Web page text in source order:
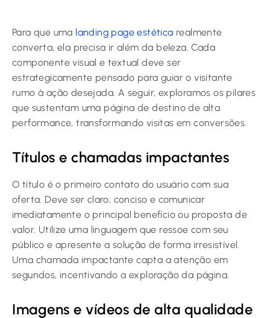
Para que uma landing page estética realmente
converta, ela precisa ir além da beleza. Cada
componente visual e textual deve ser
estrategicamente pensado para guiar o visitante
rumo à ação desejada. A seguir, exploramos os pilares
que sustentam uma página de destino de alta
performance, transformando visitas em conversões.
Títulos e chamadas impactantes
O título é o primeiro contato do usuário com sua
oferta. Deve ser claro, conciso e comunicar
imediatamente o principal benefício ou proposta de
valor. Utilize uma linguagem que ressoe com seu
público e apresente a solução de forma irresistível.
Uma chamada impactante capta a atenção em
segundos, incentivando a exploração da página.
Imagens e vídeos de alta qualidade